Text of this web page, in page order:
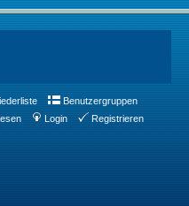
Benutzergruppen
Login Registrieren